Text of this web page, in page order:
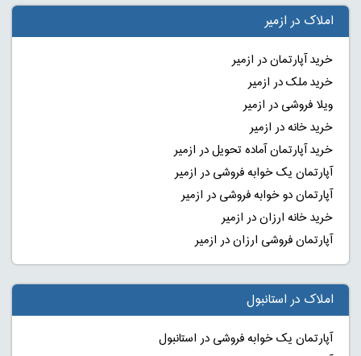
املاک در ازمیر
خرید آپارتمان در ازمیر
خرید ملک در ازمیر
ویلا فروشی در ازمیر
خرید خانه در ازمیر
خرید آپارتمان آماده تحویل در ازمیر
آپارتمان یک خوابه فروشی در ازمیر
آپارتمان دو خوابه فروشی در ازمیر
خرید خانه ارزان در ازمیر
آپارتمان فروشی ارزان در ازمیر
املاک در استانبول
آپارتمان یک خوابه فروشی در استانبول